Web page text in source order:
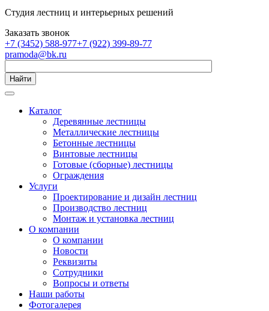
Студия лестниц и интерьерных решений
Заказать звонок
+7 (3452) 588-977+7 (922) 399-89-77
pramoda@bk.ru
Найти
Каталог
Деревянные лестницы
Металлические лестницы
Бетонные лестницы
Винтовые лестницы
Готовые (сборные) лестницы
Ограждения
Услуги
Проектирование и дизайн лестниц
Производство лестниц
Монтаж и установка лестниц
О компании
О компании
Новости
Реквизиты
Сотрудники
Вопросы и ответы
Наши работы
Фотогалерея